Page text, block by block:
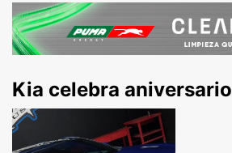
Kia celebra aniversario